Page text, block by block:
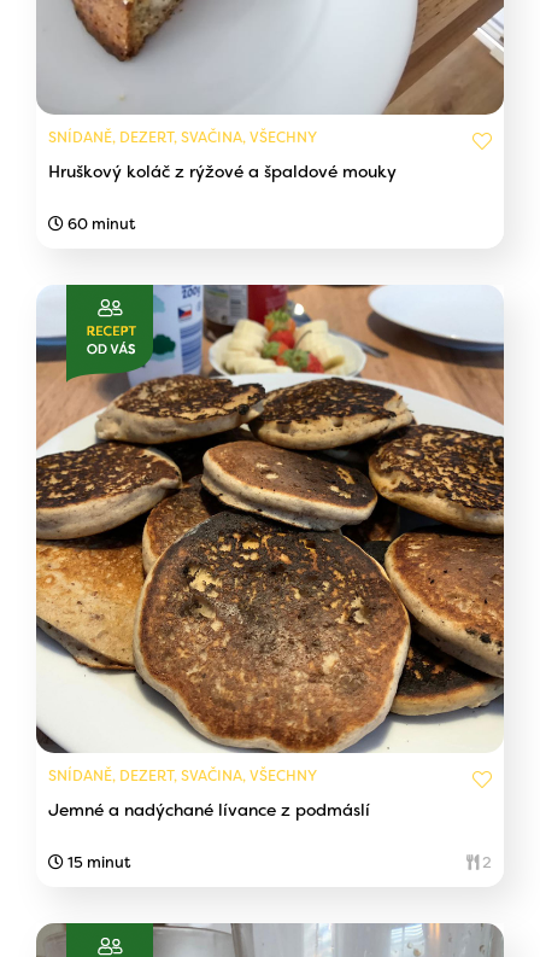
SNÍDANĚ, DEZERT, SVAČINA, VŠECHNY
Hruškový koláč z rýžové a špaldové mouky
60 minut
SNÍDANĚ, DEZERT, SVAČINA, VŠECHNY
Jemné a nadýchané lívance z podmáslí
15 minut 2